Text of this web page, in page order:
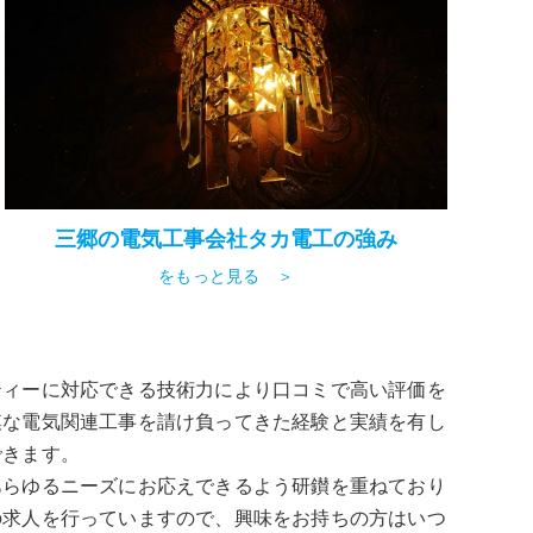
三郷の電気工事会社タカ電工の強み
をもっと見る ＞
ーに対応できる技術力により口コミで高い評価を
電気関連工事を請け負ってきた経験と実績を有し
ます。
ゆるニーズにお応えできるよう研鑚を重ねており
人を行っていますので、興味をお持ちの方はいつ